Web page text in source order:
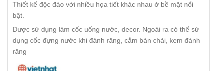
Thiết kế độc đáo với nhiều họa tiết khác nhau ở bề mặt nổi
bật.
Được sử dụng làm cốc uống nước, decor. Ngoài ra có thể sử
dụng cốc đựng nước khi đánh răng, cắm bàn chải, kem đánh
răng